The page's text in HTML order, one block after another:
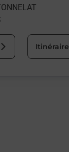
Itinéraire